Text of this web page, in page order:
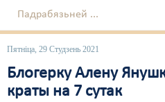
Падрабязьней ...
Пятніца, 29 Студзень 2021
Блогерку Алену
краты на 7 сутак
Правы працоўных
Сацыяльныя правы